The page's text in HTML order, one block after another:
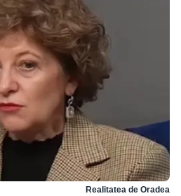
Realitatea de Oradea